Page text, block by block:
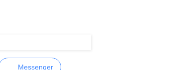
Messenger